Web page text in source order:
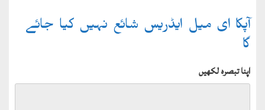
آپکا ای میل ایڈریس شائع نہیں کیا جائے
گا
اپنا تبصرہ لکھیں